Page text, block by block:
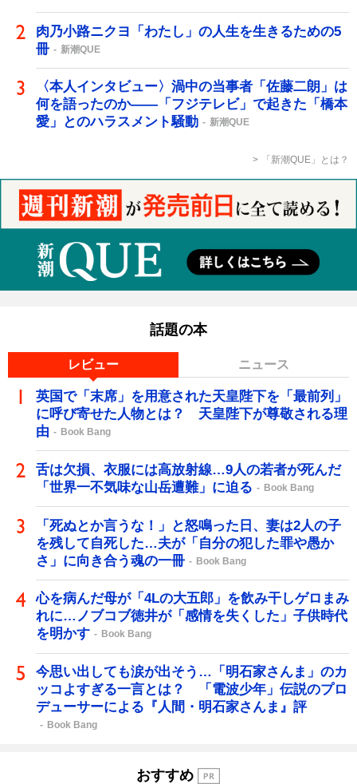
肉乃小路ニクヨ「わたし」の人生を生きるための5
冊
新潮QUE
〈本人インタビュー〉渦中の当事者「佐藤二朗」は
何を語ったのか――「フジテレビ」で起きた「橋本
愛」とのハラスメント騒動
新潮QUE
「新潮QUE」とは？
話題の本
レビュー ニュース
英国で「末席」を用意された天皇陛下を「最前列」
に呼び寄せた人物とは？ 天皇陛下が尊敬される理
由
Book Bang
舌は欠損、衣服には高放射線…9人の若者が死んだ
「世界一不気味な山岳遭難」に迫る
Book Bang
「死ぬとか言うな！」と怒鳴った日、妻は2人の子
を残して自死した…夫が「自分の犯した罪や愚か
さ」に向き合う魂の一冊
Book Bang
心を病んだ母が「4Lの大五郎」を飲み干しゲロまみ
れに…ノブコブ徳井が「感情を失くした」子供時代
を明かす
Book Bang
今思い出しても涙が出そう…「明石家さんま」のカ
ッコよすぎる一言とは？ 「電波少年」伝説のプロ
デューサーによる『人間・明石家さんま』評
Book Bang
おすすめ